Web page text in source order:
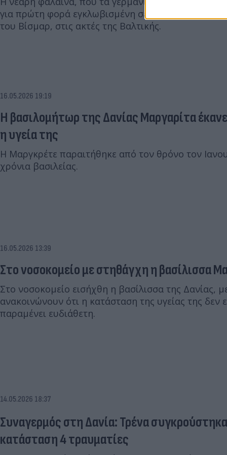
για πρώτη φορά εγκλωβισμένη σε μια αμμουδιά
του Βίσμαρ, στις ακτές της Βαλτικής.
16.05.2026 19:19
Η βασιλομήτωρ της Δανίας Μαργαρίτα
η υγεία της
Η Μαργκρέτε παραιτήθηκε από τον θρόνο τον
χρόνια βασιλείας.
16.05.2026 13:39
Στο νοσοκομείο με στηθάγχη η βασίλισσα
Στο νοσοκομείο εισήχθη η βασίλισσα της Δανίας,
ανακοινώνουν ότι η κατάσταση της υγείας της δεν
παραμένει ευδιάθετη.
14.05.2026 18:37
Συναγερμός στη Δανία: Τρένα
κατάσταση 4 τραυματίες